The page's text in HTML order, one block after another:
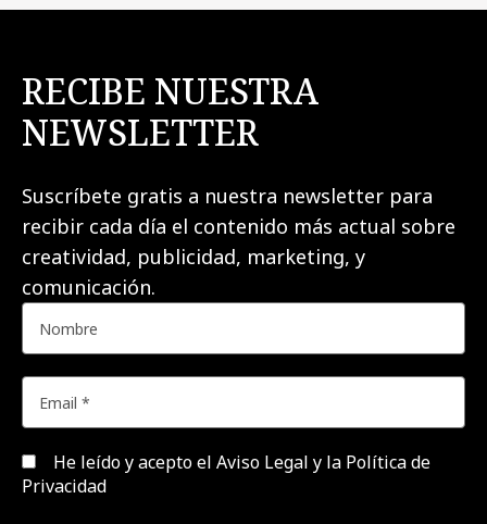
RECIBE NUESTRA
NEWSLETTER
Suscríbete gratis a nuestra newsletter para
recibir cada día el contenido más actual sobre
creatividad, publicidad, marketing, y
comunicación.
He leído y acepto el Aviso Legal y la Política de
Privacidad